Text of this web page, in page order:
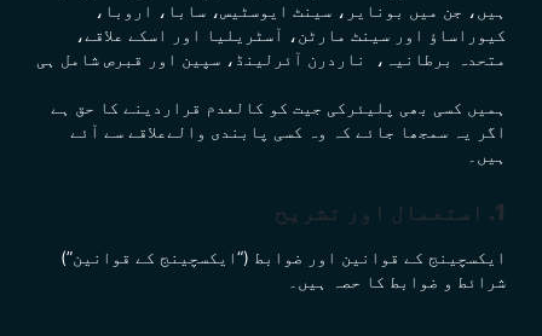
ہیں، جن میں بونایر، سینٹ ایوسٹیس، سابا، اروبا،
کیوراساؤ اور سینٹ مارٹن، آسٹریلیا اور اسکے علاقے،
متحدہ برطانیہ، ناردرن آئرلینڈ، سپین اور قبرص شامل ہی
ہمیں کسی بھی پلیئرکی جیت کو کالعدم قراردینے کا حق ہے
اگر یہ سمجھا جائے کہ وہ کسی پابندی والےعلاقے سے آئے
ہیں۔
1. استعمال اور تشریح
ایکسچینج کے قوانین اور ضوابط (“ایکسچینج کے قوانین”)
شرائط و ضوابط کا حصہ ہیں۔